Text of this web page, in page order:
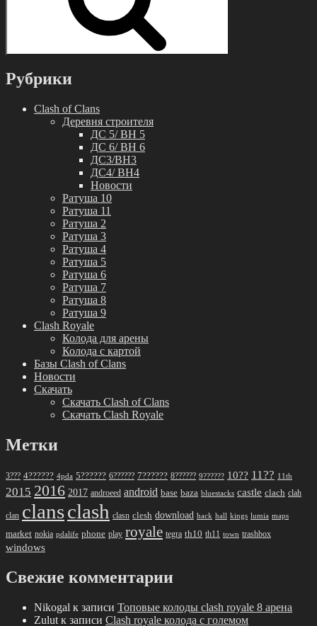
Рубрики
Clash of Clans
Деревня строителя
ДС 5/ BH 5
ДС 6/ BH 6
ДС3/BH3
ДС4/ BH4
Новости
Ратуша 10
Ратуша 11
Ратуша 2
Ратуша 3
Ратуша 4
Ратуша 5
Ратуша 6
Ратуша 7
Ратуша 8
Ратуша 9
Clash Royale
Колода для арены
Колода с картой
Базы Clash of Clans
Новости
Скачать
Скачать Clash of Clans
Скачать Clash Royale
Метки
3??? 4?????? 4pda 5?????? 6?????? 7?????? 8?????? 9?????? 10?? 11?? 11th
2015 2016 2017 androeed android base baza bluestacks castle clach clah
clan clansclash clasn clesh download hack hall kings lumia maps
market nokia pdalife phone play royale tegra th10 th11 town trashbox
windows
Свежие комментарии
Nikogal к записи Топовые колоды clash royale 8 арена
Zulut к записи Clash royale колода с големом